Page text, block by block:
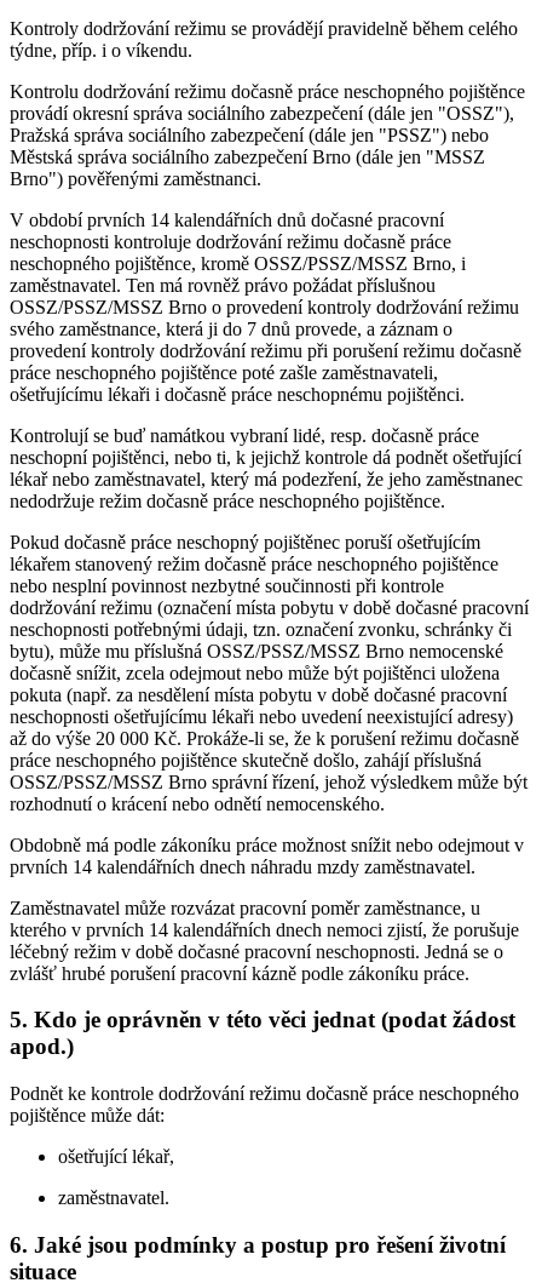
Kontroly dodržování režimu se provádějí pravidelně během celého
týdne, příp. i o víkendu.
Kontrolu dodržování režimu dočasně práce neschopného pojištěnce
provádí okresní správa sociálního zabezpečení (dále jen "OSSZ"),
Pražská správa sociálního zabezpečení (dále jen "PSSZ") nebo
Městská správa sociálního zabezpečení Brno (dále jen "MSSZ
Brno") pověřenými zaměstnanci.
V období prvních 14 kalendářních dnů dočasné pracovní
neschopnosti kontroluje dodržování režimu dočasně práce
neschopného pojištěnce, kromě OSSZ/PSSZ/MSSZ Brno, i
zaměstnavatel. Ten má rovněž právo požádat příslušnou
OSSZ/PSSZ/MSSZ Brno o provedení kontroly dodržování režimu
svého zaměstnance, která ji do 7 dnů provede, a záznam o
provedení kontroly dodržování režimu při porušení režimu dočasně
práce neschopného pojištěnce poté zašle zaměstnavateli,
ošetřujícímu lékaři i dočasně práce neschopnému pojištěnci.
Kontrolují se buď namátkou vybraní lidé, resp. dočasně práce
neschopní pojištěnci, nebo ti, k jejichž kontrole dá podnět ošetřující
lékař nebo zaměstnavatel, který má podezření, že jeho zaměstnanec
nedodržuje režim dočasně práce neschopného pojištěnce.
Pokud dočasně práce neschopný pojištěnec poruší ošetřujícím
lékařem stanovený režim dočasně práce neschopného pojištěnce
nebo nesplní povinnost nezbytné součinnosti při kontrole
dodržování režimu (označení místa pobytu v době dočasné pracovní
neschopnosti potřebnými údaji, tzn. označení zvonku, schránky či
bytu), může mu příslušná OSSZ/PSSZ/MSSZ Brno nemocenské
dočasně snížit, zcela odejmout nebo může být pojištěnci uložena
pokuta (např. za nesdělení místa pobytu v době dočasné pracovní
neschopnosti ošetřujícímu lékaři nebo uvedení neexistující adresy)
až do výše 20 000 Kč. Prokáže-li se, že k porušení režimu dočasně
práce neschopného pojištěnce skutečně došlo, zahájí příslušná
OSSZ/PSSZ/MSSZ Brno správní řízení, jehož výsledkem může být
rozhodnutí o krácení nebo odnětí nemocenského.
Obdobně má podle zákoníku práce možnost snížit nebo odejmout v
prvních 14 kalendářních dnech náhradu mzdy zaměstnavatel.
Zaměstnavatel může rozvázat pracovní poměr zaměstnance, u
kterého v prvních 14 kalendářních dnech nemoci zjistí, že porušuje
léčebný režim v době dočasné pracovní neschopnosti. Jedná se o
zvlášť hrubé porušení pracovní kázně podle zákoníku práce.
5. Kdo je oprávněn v této věci jednat (podat žádost
apod.)
Podnět ke kontrole dodržování režimu dočasně práce neschopného
pojištěnce může dát:
ošetřující lékař,
zaměstnavatel.
6. Jaké jsou podmínky a postup pro řešení životní
situace